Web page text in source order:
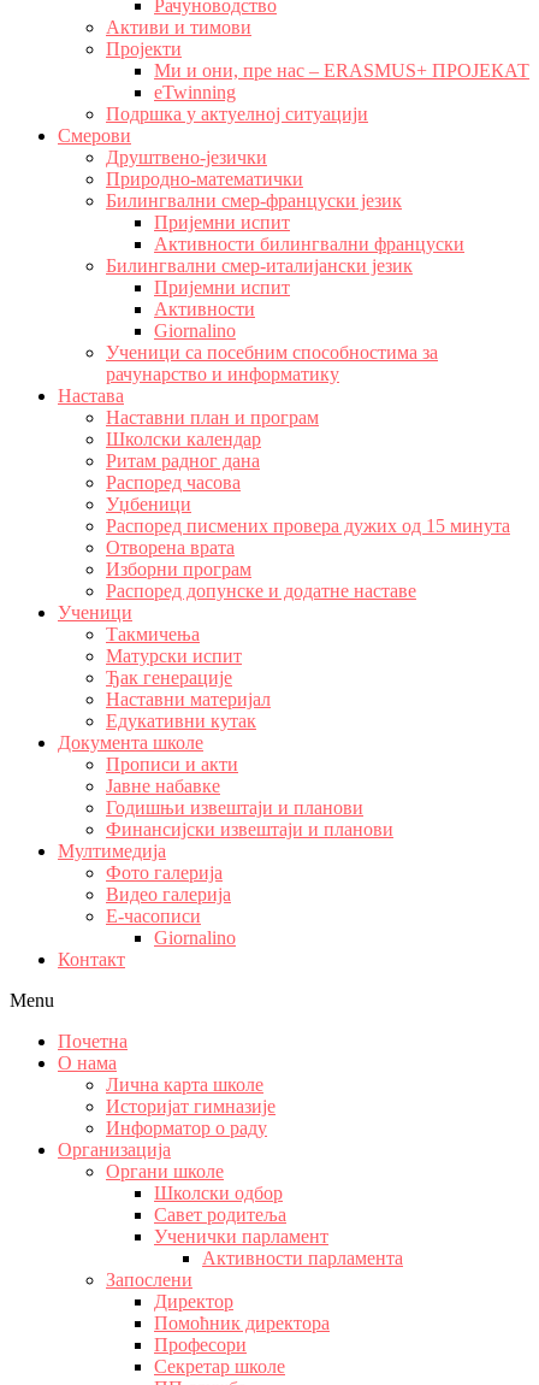
Рачуноводство
Активи и тимови
Пројекти
Ми и они, пре нас – ERASMUS+ ПРОЈЕКАТ
eTwinning
Подршка у актуелној ситуацији
Смерови
Друштвено-језички
Природно-математички
Билингвални смер-француски језик
Пријемни испит
Активности билингвални француски
Билингвални смер-италијански језик
Пријемни испит
Активности
Giornalino
Ученици са посебним способностима за
рачунарство и информатику
Настава
Наставни план и програм
Школски календар
Ритам радног дана
Распоред часова
Уџбеници
Распоред писмених провера дужих од 15 минута
Отворена врата
Изборни програм
Распоред допунске и додатне наставе
Ученици
Такмичења
Матурски испит
Ђак генерације
Наставни материјал
Едукативни кутак
Документа школе
Прописи и акти
Јавне набавке
Годишњи извештаји и планови
Финансијски извештаји и планови
Мултимедија
Фото галерија
Видео галерија
Е-часописи
Giornalino
Контакт
Menu
Почетна
О нама
Лична карта школе
Историјат гимназије
Информатор о раду
Организација
Органи школе
Школски одбор
Савет родитеља
Ученички парламент
Активности парламента
Запослени
Директор
Помоћник директора
Професори
Секретар школе